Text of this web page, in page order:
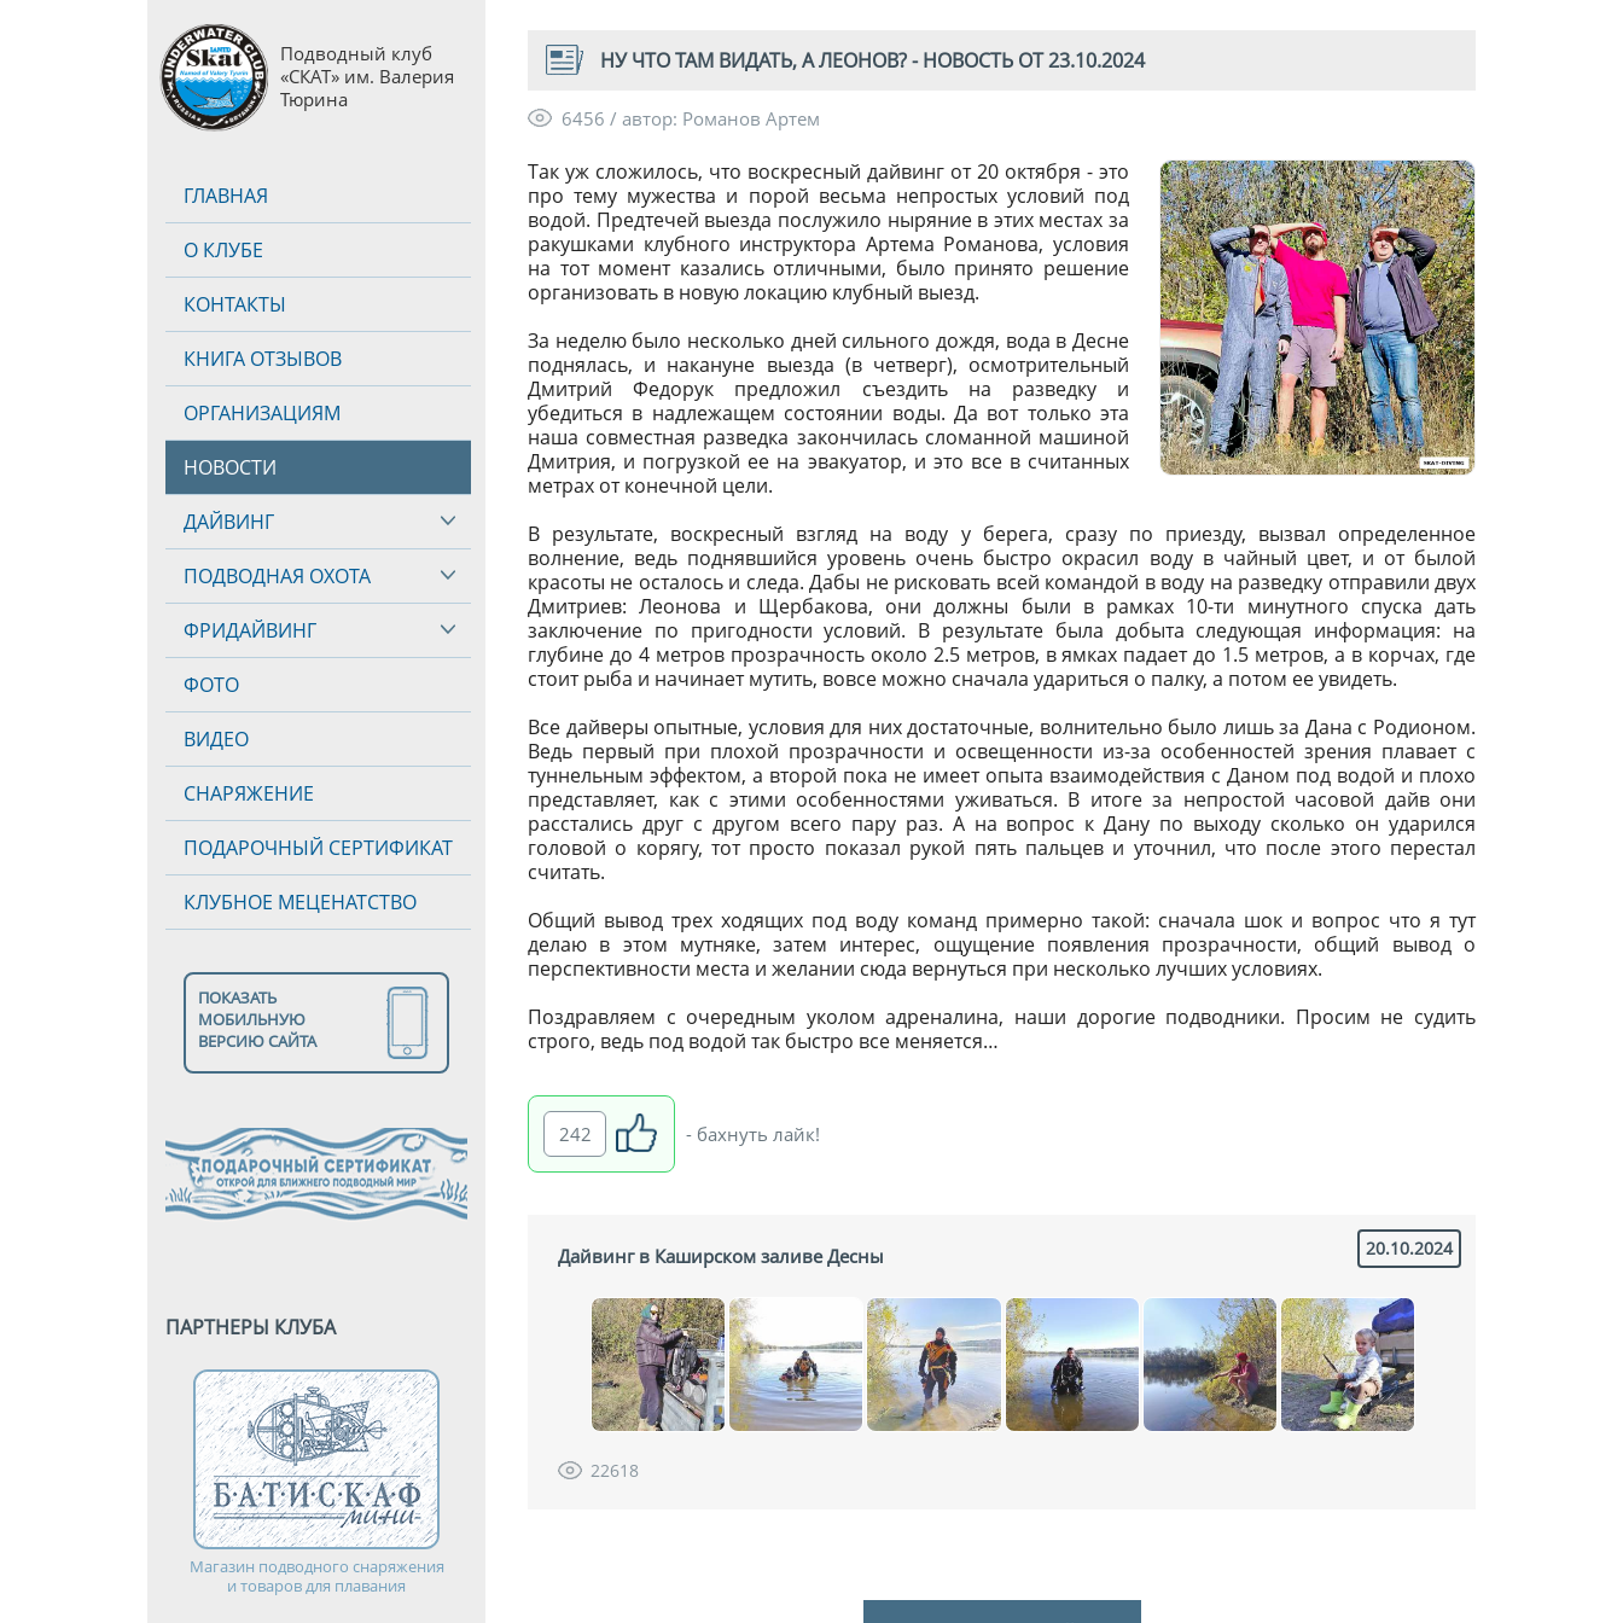
Подводный клуб
«СКАТ» им. Валерия
Тюрина
ГЛАВНАЯ
О КЛУБЕ
КОНТАКТЫ
КНИГА ОТЗЫВОВ
ОРГАНИЗАЦИЯМ
НОВОСТИ
ДАЙВИНГ
ПОДВОДНАЯ ОХОТА
ФРИДАЙВИНГ
ФОТО
ВИДЕО
СНАРЯЖЕНИЕ
ПОДАРОЧНЫЙ СЕРТИФИКАТ
КЛУБНОЕ МЕЦЕНАТСТВО
ПОКАЗАТЬ
МОБИЛЬНУЮ
ВЕРСИЮ САЙТА
ПАРТНЕРЫ КЛУБА
Магазин подводного снаряжения
и товаров для плавания
НУ ЧТО ТАМ ВИДАТЬ, А ЛЕОНОВ? - НОВОСТЬ ОТ 23.10.2024
6456 / автор: Романов Артем
Так уж сложилось, что воскресный дайвинг от 20 октября - это
про тему мужества и порой весьма непростых условий под
водой. Предтечей выезда послужило ныряние в этих местах за
ракушками клубного инструктора Артема Романова, условия
на тот момент казались отличными, было принято решение
организовать в новую локацию клубный выезд.
За неделю было несколько дней сильного дождя, вода в Десне
поднялась, и накануне выезда (в четверг), осмотрительный
Дмитрий Федорук предложил съездить на разведку и
убедиться в надлежащем состоянии воды. Да вот только эта
наша совместная разведка закончилась сломанной машиной
Дмитрия, и погрузкой ее на эвакуатор, и это все в считанных
метрах от конечной цели.
В результате, воскресный взгляд на воду у берега, сразу по приезду, вызвал определенное
волнение, ведь поднявшийся уровень очень быстро окрасил воду в чайный цвет, и от былой
красоты не осталось и следа. Дабы не рисковать всей командой в воду на разведку отправили двух
Дмитриев: Леонова и Щербакова, они должны были в рамках 10-ти минутного спуска дать
заключение по пригодности условий. В результате была добыта следующая информация: на
глубине до 4 метров прозрачность около 2.5 метров, в ямках падает до 1.5 метров, а в корчах, где
стоит рыба и начинает мутить, вовсе можно сначала удариться о палку, а потом ее увидеть.
Все дайверы опытные, условия для них достаточные, волнительно было лишь за Дана с Родионом.
Ведь первый при плохой прозрачности и освещенности из-за особенностей зрения плавает с
туннельным эффектом, а второй пока не имеет опыта взаимодействия с Даном под водой и плохо
представляет, как с этими особенностями уживаться. В итоге за непростой часовой дайв они
расстались друг с другом всего пару раз. А на вопрос к Дану по выходу сколько он ударился
головой о корягу, тот просто показал рукой пять пальцев и уточнил, что после этого перестал
считать.
Общий вывод трех ходящих под воду команд примерно такой: сначала шок и вопрос что я тут
делаю в этом мутняке, затем интерес, ощущение появления прозрачности, общий вывод о
перспективности места и желании сюда вернуться при несколько лучших условиях.
Поздравляем с очередным уколом адреналина, наши дорогие подводники. Просим не судить
строго, ведь под водой так быстро все меняется…
242 - бахнуть лайк!
20.10.2024
Дайвинг в Каширском заливе Десны
22618